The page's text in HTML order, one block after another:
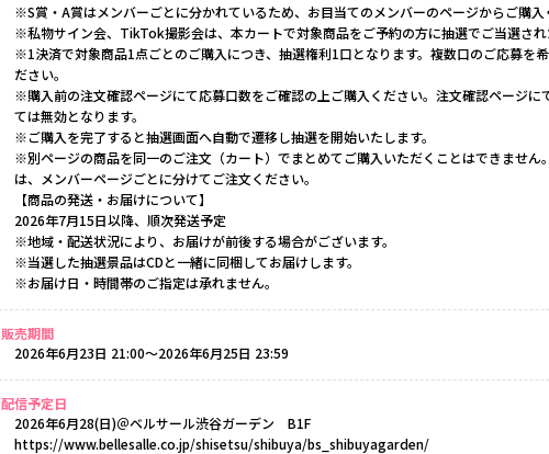
※S賞・A賞はメンバーごとに分かれているため、お目当てのメンバーのページからご購入
※私物サイン会、TikTok撮影会は、本カートで対象商品をご予約の方に抽選でご当選され
※1決済で対象商品1点ごとのご購入につき、抽選権利1口となります。複数口のご応募を
ださい。
※購入前の注文確認ページにて応募口数をご確認の上ご購入ください。注文確認ページに
ては無効となります。
※ご購入を完了すると抽選画面へ自動で遷移し抽選を開始いたします。
※別ページの商品を同一のご注文（カート）でまとめてご購入いただくことはできません
は、メンバーページごとに分けてご注文ください。
【商品の発送・お届けについて】
2026年7月15日以降、順次発送予定
※地域・配送状況により、お届けが前後する場合がございます。
※当選した抽選景品はCDと一緒に同梱してお届けします。
※お届け日・時間帯のご指定は承れません。
販売期間
2026年6月23日 21:00〜2026年6月25日 23:59
配信予定日
2026年6月28(日)＠ベルサール渋谷ガーデン　B1F
https://www.bellesalle.co.jp/shisetsu/shibuya/bs_shibuyagarden/